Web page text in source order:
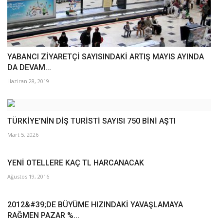
YABANCI ZİYARETÇİ SAYISINDAKİ ARTIŞ MAYIS AYINDA
DA DEVAM...
Haziran 28, 2019
TÜRKİYE’NİN DİŞ TURİSTİ SAYISI 750 BİNİ AŞTI
Mart 5, 2026
YENİ OTELLERE KAÇ TL HARCANACAK
Ağustos 19, 2016
2012&#39;DE BÜYÜME HIZINDAKİ YAVAŞLAMAYA
RAĞMEN PAZAR %...